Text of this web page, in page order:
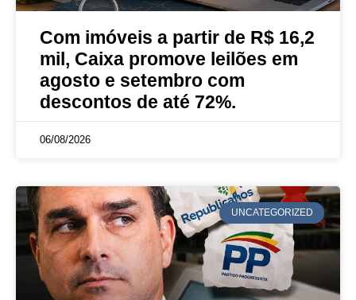
Com imóveis a partir de R$ 16,2
mil, Caixa promove leilões em
agosto e setembro com
descontos de até 72%.
06/08/2026
UNCATEGORIZED